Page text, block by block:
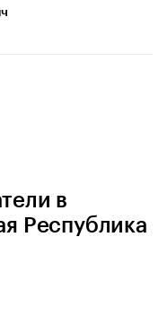
в
Республика